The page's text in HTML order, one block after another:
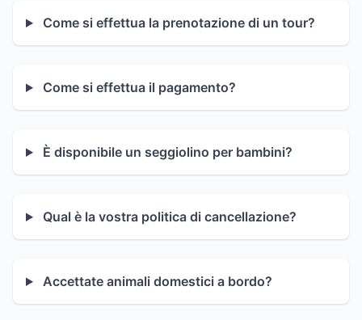
Come si effettua la prenotazione di un tour?
Come si effettua il pagamento?
È disponibile un seggiolino per bambini?
Qual è la vostra politica di cancellazione?
Accettate animali domestici a bordo?